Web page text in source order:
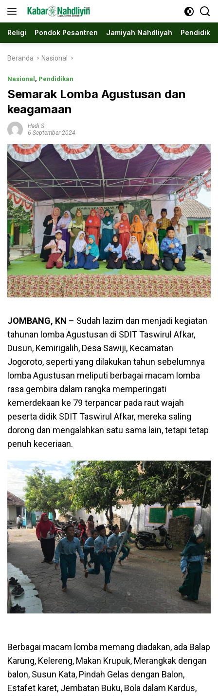
Religi Pondok Pesantren Jamiyah Nahdliyah
Beranda Nasional
Nasional , Pendidikan
Semarak Lomba Agustusan dan
keagamaan
Hadi S
6 September 2024
JOMBANG, KN – Sudah lazim dan menjadi kegiatan
tahunan lomba Agustusan di SDIT Taswirul Afkar,
Dusun, Kemirigalih, Desa Sawiji, Kecamatan
Jogoroto, seperti yang dilakukan tahun sebelumnya
lomba Agustusan meliputi berbagai macam lomba
rasa gembira dalam rangka memperingati
kemerdekaan ke 79 terpancar pada raut wajah
peserta didik SDIT Taswirul Afkar, mereka saling
dorong dan mengalahkan satu sama lain, tetapi tetap
penuh keceriaan.
Berbagai macam lomba memang diadakan, ada Balap
Karung, Kelereng, Makan Krupuk, Merangkak dengan
balon, Susun Kata, Pindah Gelas dengan Balon,
Estafet karet, Jembatan Buku, Bola dalam Kardus,